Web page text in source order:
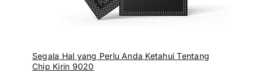
Segala Hal yang Perlu Anda Ketahui Tentang
Chip Kirin 9020